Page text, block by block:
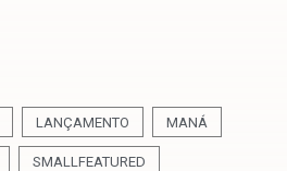
LANÇAMENTO MANÁ
SMALLFEATURED